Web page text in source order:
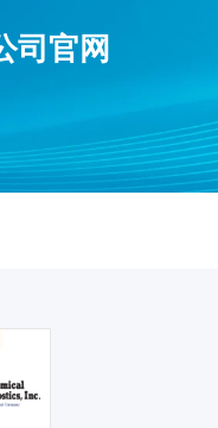
司官网